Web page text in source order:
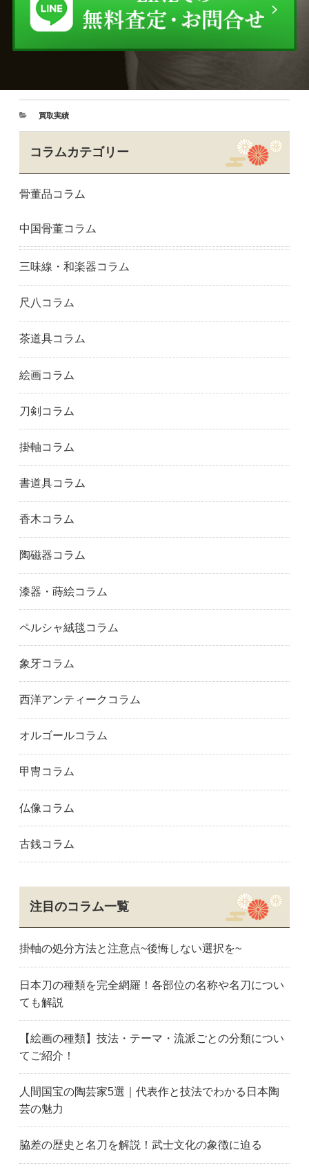
買取実績
コラムカテゴリー
骨董品コラム
中国骨董コラム
三味線・和楽器コラム
尺八コラム
茶道具コラム
絵画コラム
刀剣コラム
掛軸コラム
書道具コラム
香木コラム
陶磁器コラム
漆器・蒔絵コラム
ペルシャ絨毯コラム
象牙コラム
西洋アンティークコラム
オルゴールコラム
甲冑コラム
仏像コラム
古銭コラム
注目のコラム一覧
掛軸の処分方法と注意点~後悔しない選択を~
日本刀の種類を完全網羅！各部位の名称や名刀につい
ても解説
【絵画の種類】技法・テーマ・流派ごとの分類につい
てご紹介！
人間国宝の陶芸家5選｜代表作と技法でわかる日本陶
芸の魅力
脇差の歴史と名刀を解説！武士文化の象徴に迫る